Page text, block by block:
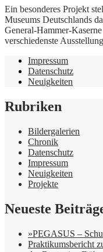
Ein besonderes Projekt
Museums Deutschlands
General-Hammer-
verschiedenste
Impressum
Datenschutz
Neuigkeiten
Rubriken
Bildergalerien
Chronik
Datenschutz
Impressum
Neuigkeiten
Projekte
Neueste
»PEGASUS –
Praktikumsbericht